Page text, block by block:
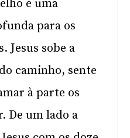
é uma
para os
Jesus sobe a
caminho, sente
à parte os
De um lado a